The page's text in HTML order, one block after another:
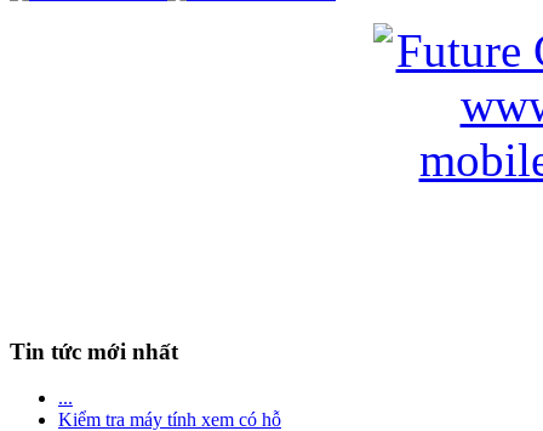
Tin tức mới nhất
...
Kiểm tra máy tính xem có hỗ